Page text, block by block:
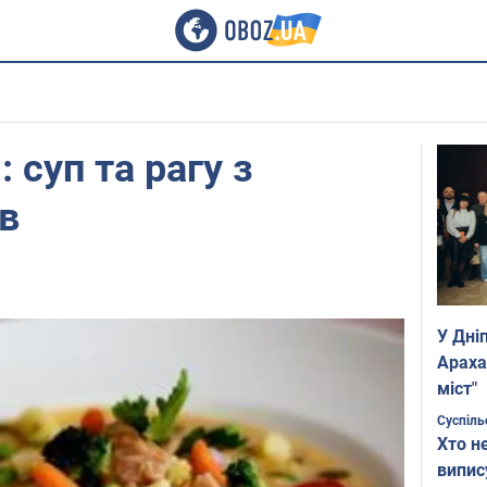
та рагу з
У
міст"
Хто